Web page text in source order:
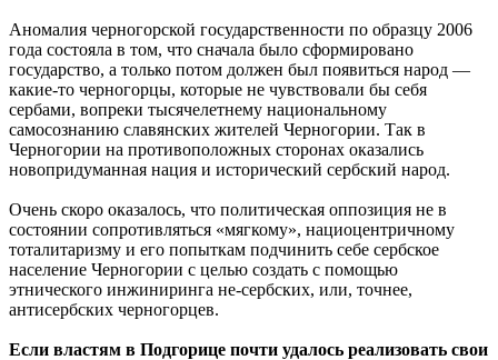
Аномалия черногорской государственности по образцу 2006
года состояла в том, что сначала было сформировано
государство, а только потом должен был появиться народ —
какие-то черногорцы, которые не чувствовали бы себя
сербами, вопреки тысячелетнему национальному
самосознанию славянских жителей Черногории. Так в
Черногории на противоположных сторонах оказались
новопридуманная нация и исторический сербский народ.
Очень скоро оказалось, что политическая оппозиция не в
состоянии сопротивляться «мягкому», нациоцентричному
тоталитаризму и его попыткам подчинить себе сербское
население Черногории с целью создать с помощью
этнического инжиниринга не-сербских, или, точнее,
антисербских черногорцев.
Если властям в Подгорице почти удалось реализовать свои